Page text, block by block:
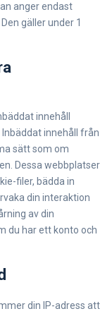
anger endast
gäller under 1
innehåll
Inbäddat innehåll från
sätt som om
Dessa webbplatser
filer, bädda in
din interaktion
av din
du har ett konto och
din IP-adress att